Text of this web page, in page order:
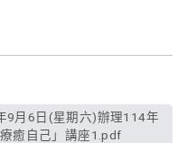
癒自己」講座1.pdf